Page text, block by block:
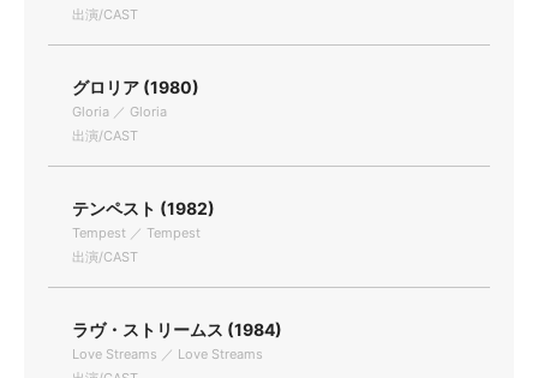
出演/CAST
グロリア (1980)
Gloria ／ Gloria
出演/CAST
テンペスト (1982)
Tempest ／ Tempest
出演/CAST
ラヴ・ストリームス (1984)
Love Streams ／ Love Streams